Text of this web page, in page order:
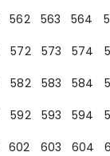
562 563 564
572 573 574
582 583 584
592 593 594
602 603 604